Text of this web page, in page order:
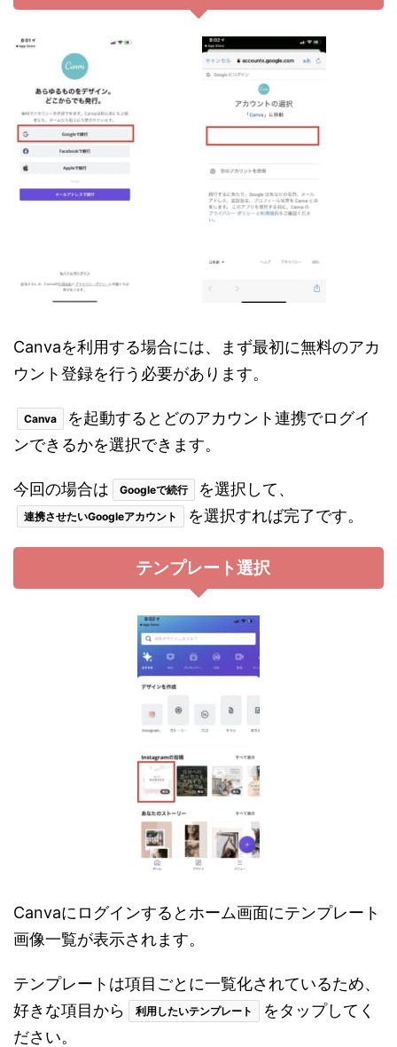
Canvaを利用する場合には、まず最初に無料のアカ
ウント登録を行う必要があります。
Canva
を起動するとどのアカウント連携でログイ
ンできるかを選択できます。
今回の場合は Googleで続行 を選択して、
連携させたいGoogleアカウント を選択すれば完了です。
テンプレート選択
Canvaにログインするとホーム画面にテンプレート
画像一覧が表示されます。
テンプレートは項目ごとに一覧化されているため、
好きな項目から
利用したいテンプレート
をタップしてく
ださい。